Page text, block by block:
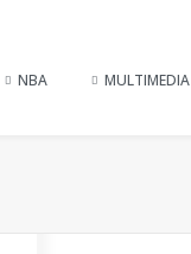
NBA MULTIMEDIA